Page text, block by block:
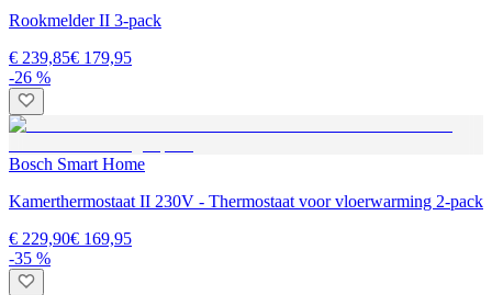
Rookmelder II 3-pack
€ 239,85€ 179,95
-26 %
Bosch Smart Home
Kamerthermostaat II 230V - Thermostaat voor vloerwarming 2-pack
€ 229,90€ 169,95
-35 %